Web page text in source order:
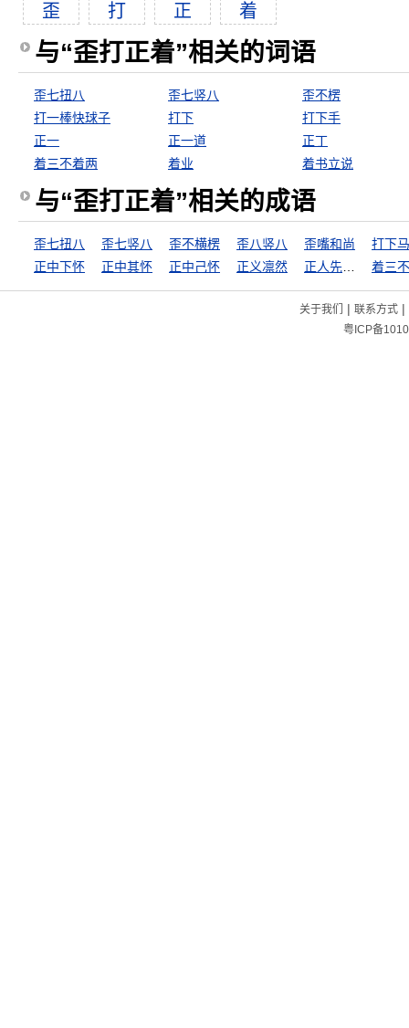
歪 打 正 着
与“歪打正着”相关的词语
歪七扭八 歪七竖八
歪不楞
打一棒快球子
打下
打下手
正一
正一道
正丁
着三不着两
着业 着书立说
与“歪打正着”相关的成语
歪七扭八 歪七竖八 歪不横楞 歪八竖八 歪嘴和尚
打下
正中下怀
正中其怀 正中己怀 正义凛然
关于我们 | 联系方式|
粤ICP备